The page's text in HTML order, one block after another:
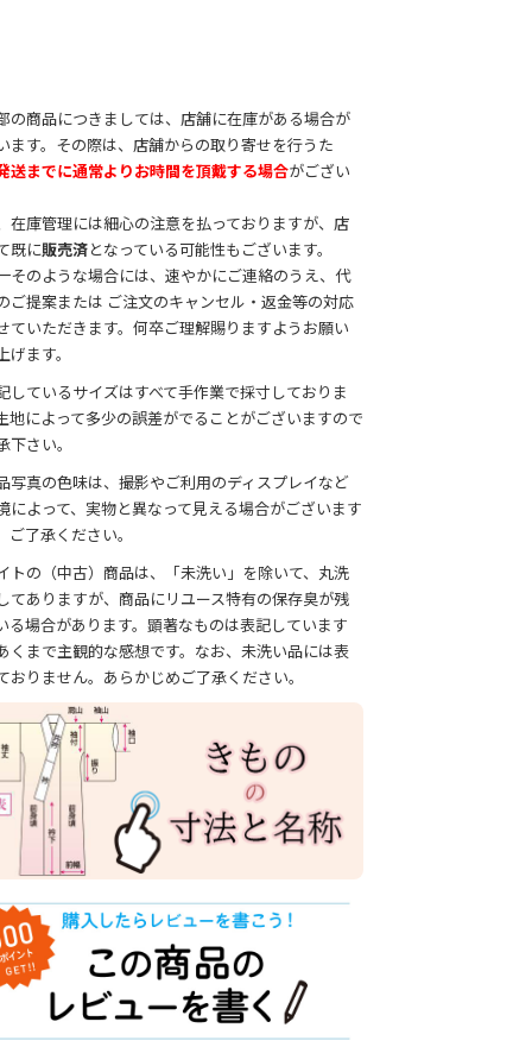
の商品につきましては、店舗に在庫がある場合が
ます。その際は、店舗からの取り寄せを行うた
送までに通常よりお時間を頂戴する場合がござい
在庫管理には細心の注意を払っておりますが、店
既に販売済となっている可能性もございます。
そのような場合には、速やかにご連絡のうえ、代
ご提案または ご注文のキャンセル・返金等の対応
ていただきます。何卒ご理解賜りますようお願い
げます。
ているサイズはすべて手作業で採寸しておりま
地によって多少の誤差がでることがございますので
下さい。
写真の色味は、撮影やご利用のディスプレイなど
によって、実物と異なって見える場合がございます
ご了承ください。
トの（中古）商品は、「未洗い」を除いて、丸洗
てありますが、商品にリユース特有の保存臭が残
る場合があります。顕著なものは表記しています
くまで主観的な感想です。なお、未洗い品には表
おりません。あらかじめご了承ください。